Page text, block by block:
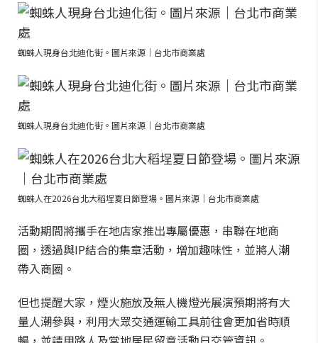
蜘蛛人現身台北迪化街。圖片來源｜台北市商業處
蜘蛛人現身台北迪化街。圖片來源｜台北市商業處
蜘蛛人在2026台北大稻埕夏日節登場。圖片來源｜台北市商業處
活動期間將攜手在地店家推出專屬優惠，串聯在地商
圈，透過與IP結合的集章活動，增加趣味性，並將人潮
帶入商圈。
但也提醒大家，煙火施放及無人機燈光展演預期將有大
量人潮參與，利用大眾交通運輸工具前往會更加省時順